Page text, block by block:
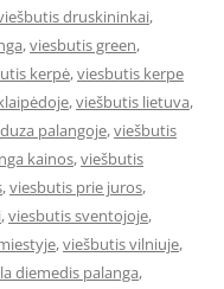
druskininkai,
,viesbutis green,
kerpė,viesbutis kerpe
,viešbutis lietuva,
palangoje,viešbutis
kainos,viešbutis
,viesbutis prie juros,
,viesbutis sventojoje,
,viešbutis vilniuje,
diemedis palanga,